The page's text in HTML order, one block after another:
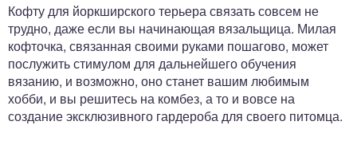
Кофту для йоркширского терьера связать совсем не
трудно, даже если вы начинающая вязальщица. Милая
кофточка, связанная своими руками пошагово, может
послужить стимулом для дальнейшего обучения
вязанию, и возможно, оно станет вашим любимым
хобби, и вы решитесь на комбез, а то и вовсе на
создание эксклюзивного гардероба для своего питомца.